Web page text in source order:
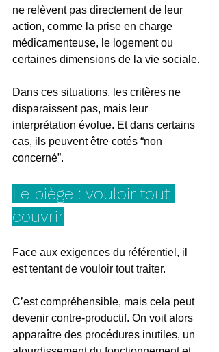
ne relèvent pas directement de leur
action, comme la prise en charge
médicamenteuse, le logement ou
certaines dimensions de la vie sociale.
Dans ces situations, les critères ne
disparaissent pas, mais leur
interprétation évolue. Et dans certains
cas, ils peuvent être cotés “non
concerné”.
Le piège : vouloir tout
couvrir
Face aux exigences du référentiel, il
est tentant de vouloir tout traiter.
C’est compréhensible, mais cela peut
devenir contre-productif. On voit alors
apparaître des procédures inutiles, un